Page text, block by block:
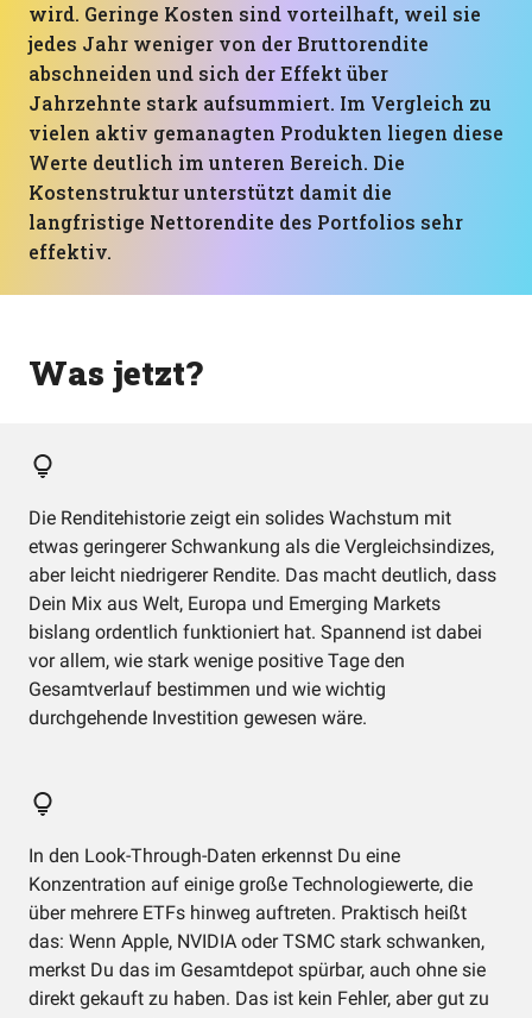
wird. Geringe Kosten sind vorteilhaft, weil sie
jedes Jahr weniger von der Bruttorendite
abschneiden und sich der Effekt über
Jahrzehnte stark aufsummiert. Im Vergleich zu
vielen aktiv gemanagten Produkten liegen diese
Werte deutlich im unteren Bereich. Die
Kostenstruktur unterstützt damit die
langfristige Nettorendite des Portfolios sehr
effektiv.
Was jetzt?
Die Renditehistorie zeigt ein solides Wachstum mit
etwas geringerer Schwankung als die Vergleichsindizes,
aber leicht niedrigerer Rendite. Das macht deutlich, dass
Dein Mix aus Welt, Europa und Emerging Markets
bislang ordentlich funktioniert hat. Spannend ist dabei
vor allem, wie stark wenige positive Tage den
Gesamtverlauf bestimmen und wie wichtig
durchgehende Investition gewesen wäre.
In den Look-Through-Daten erkennst Du eine
Konzentration auf einige große Technologiewerte, die
über mehrere ETFs hinweg auftreten. Praktisch heißt
das: Wenn Apple, NVIDIA oder TSMC stark schwanken,
merkst Du das im Gesamtdepot spürbar, auch ohne sie
direkt gekauft zu haben. Das ist kein Fehler, aber gut zu